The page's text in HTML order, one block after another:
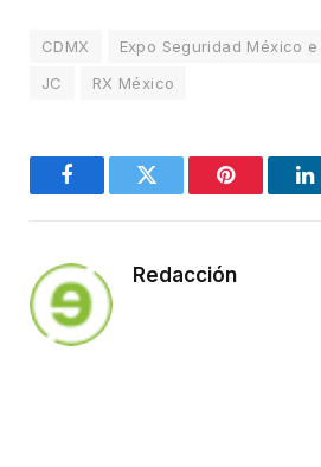
CDMX
Expo Seguridad México
JC
RX México
FacebookTwitter Pinterest
Redacción